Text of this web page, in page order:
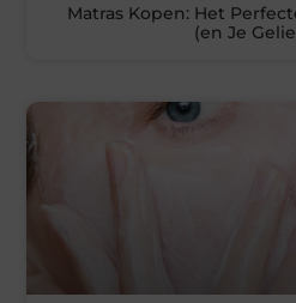
Matras Kopen: Het
(en Je